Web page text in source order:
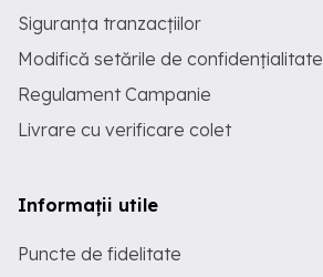
Siguranța tranzacțiilor
Modifică setările de confidențialitate
Regulament Campanie
Livrare cu verificare colet
Informații utile
Puncte de fidelitate